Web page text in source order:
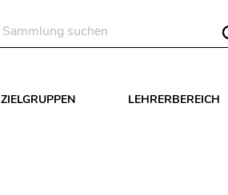
ZIELGRUPPEN LEHRERBEREICH